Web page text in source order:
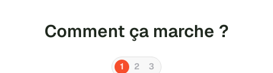
Comment ça marche ?
1 2 3